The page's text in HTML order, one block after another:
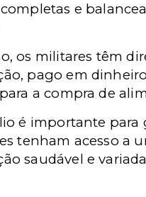
e
os militares têm
pago em
a compra de
é importante para
tenham acesso a
saudável e